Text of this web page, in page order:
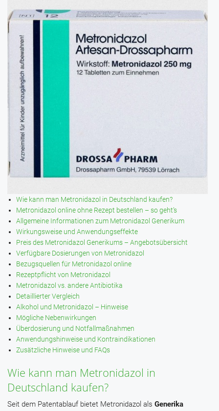
Wie kann man Metronidazol in Deutschland kaufen?
Metronidazol online ohne Rezept bestellen – so geht’s
Allgemeine Informationen zum Metronidazol Generikum
Wirkungsweise und Anwendungseffekte
Preis des Metronidazol Generikums – Angebotsübersicht
Verfügbare Dosierungen von Metronidazol
Bezugsquellen für Metronidazol online
Rezeptpflicht von Metronidazol
Metronidazol vs. andere Antibiotika
Detaillierter Vergleich
Alkohol und Metronidazol – Hinweise
Mögliche Nebenwirkungen
Überdosierung und Notfallmaßnahmen
Anwendungshinweise und Kontraindikationen
Zusätzliche Hinweise und FAQs
Wie kann man Metronidazol in
Deutschland kaufen?
Seit dem Patentablauf bietet Metronidazol als Generika